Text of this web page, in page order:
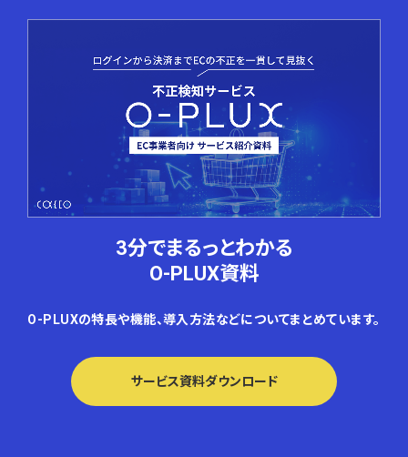
3分でまるっとわかる
O-PLUX資料
O-PLUXの特長や機能、導入方法などについてまとめています。
サービス資料ダウンロード